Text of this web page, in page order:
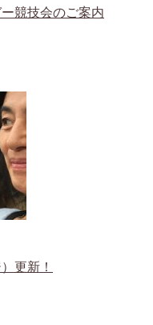
競技会のご案内
更新！